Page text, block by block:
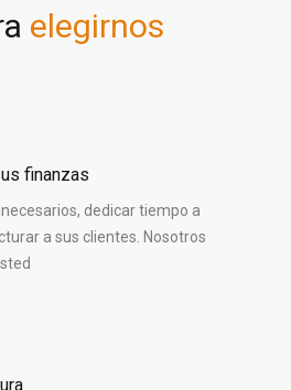
elegirnos
finanzas
dedicar tiempo a
a sus clientes. Nosotros